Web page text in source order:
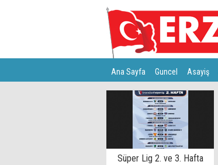
Ana Sayfa Guncel Asayiş
Teknoloji
Süper Lig 2. ve 3. Hafta